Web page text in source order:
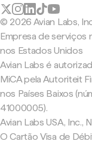
© 2026 Avian Labs,
Empresa de serviços
nos Estados Unidos
Avian Labs é
MiCA pela Autoriteit
nos Países Baixos
41000005).
Avian Labs USA, Inc.,
O Cartão Visa de